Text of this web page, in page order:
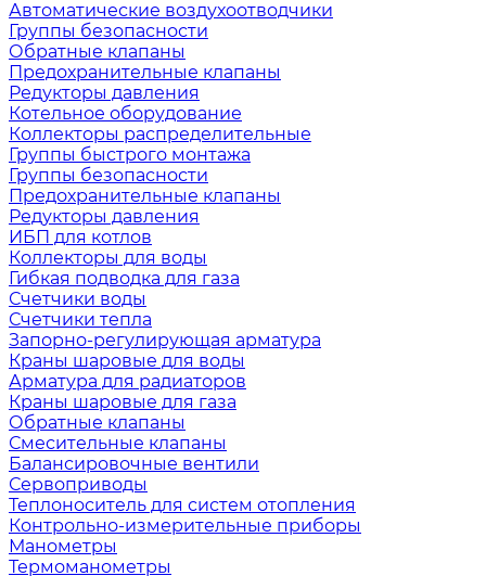
Автоматические воздухоотводчики
Группы безопасности
Обратные клапаны
Предохранительные клапаны
Редукторы давления
Котельное оборудование
Коллекторы распределительные
Группы быстрого монтажа
Группы безопасности
Предохранительные клапаны
Редукторы давления
ИБП для котлов
Коллекторы для воды
Гибкая подводка для газа
Счетчики воды
Счетчики тепла
Запорно-регулирующая арматура
Краны шаровые для воды
Арматура для радиаторов
Краны шаровые для газа
Обратные клапаны
Смесительные клапаны
Балансировочные вентили
Сервоприводы
Теплоноситель для систем отопления
Контрольно-измерительные приборы
Манометры
Термоманометры